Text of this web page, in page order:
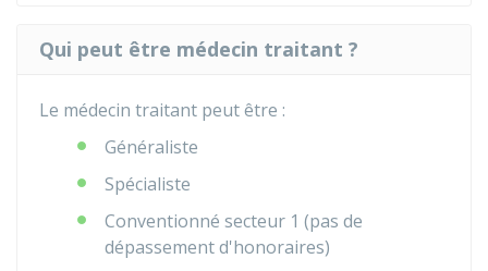
Qui peut être médecin traitant ?
Le médecin traitant peut être :
Généraliste
Spécialiste
Conventionné secteur 1 (pas de
dépassement d'honoraires)